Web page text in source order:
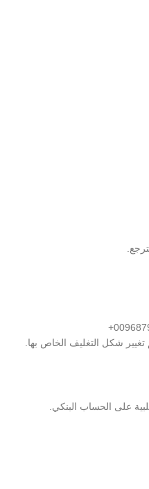
شكل التغليف الخاص بها.
على الحساب البنكي.